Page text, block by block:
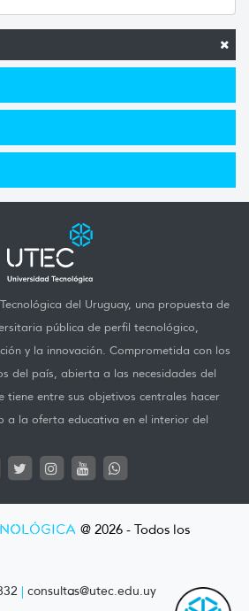
del Uruguay, una propuesta de
pública de perfil tecnológico,
y la innovación. Comprometida con los
del país, abierta a las necesidades del
tiene entre sus objetivos centrales hacer
a la oferta educativa en el interior del
@ 2026 - Todos los
| consultas@utec.edu.uy